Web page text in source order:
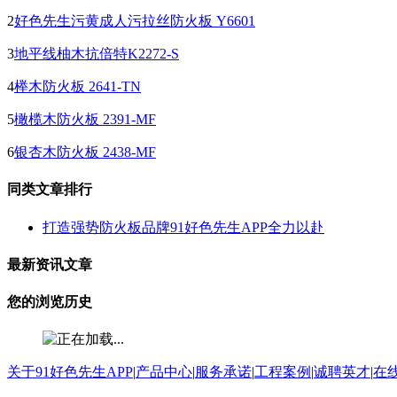
2好色先生污黄成人污拉丝防火板 Y6601
3地平线柚木抗倍特K2272-S
4榉木防火板 2641-TN
5橄榄木防火板 2391-MF
6银杏木防火板 2438-MF
同类文章排行
打造强势防火板品牌91好色先生APP全力以赴
最新资讯文章
您的浏览历史
关于91好色先生APP 产品中心 服务承诺工程案例 诚聘英才在